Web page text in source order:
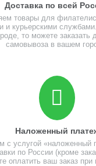
Доставка по всей
товары для
и курьерскими
то можете заказать
самовывоза в вашем
Наложенный
с услугой «наложенный
по России (кроме
оплатить ваш заказ при